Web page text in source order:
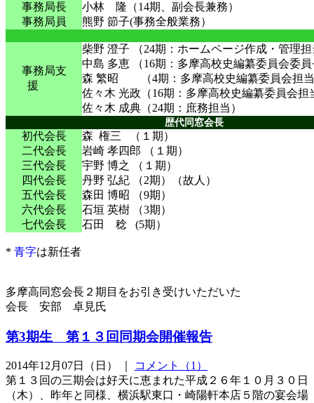
事務局長
小林 隆（14期、副会長兼務）
事務局員
熊野 節子(事務全般業務）
事務局支
援
柴野 澄子 （24期：ホームページ作成・管理
中島 多恵 （16期：多摩高校史編纂委員会委
森 繁昭 （4期：多摩高校史編纂委員会担
佐々木 光政（16期：多摩高校史編纂委員会担
佐々木 成典（24期：庶務担当）
歴代同窓会長
初代会長
森 権三 （１期）
二代会長
岩崎 孝四郎 （１期）
三代会長
宇野 博之 （１期）
四代会長
丹野 弘紀 （2期）（故人）
五代会長
森田 博昭 （9期）
六代会長
石垣 英樹 （3期）
七代会長
石田 稔 (5期）
* 青字は新任者
多摩高同窓会長２期目をお引き受けいただいた
会長 安部 卓見氏
第3期生 第１３回同期会開催報告
2014年12月07日（日） ｜
コメント（1）
第１３回の三期会は好天に恵まれた平成２６年１０月３０日
（木）、昨年と同様、横浜駅東口・崎陽軒本店５階の宴会場